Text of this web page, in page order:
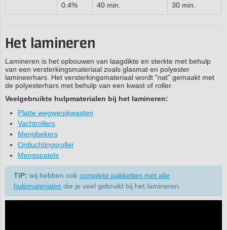
0.4% 40 min. 30 min.
Het lamineren
Lamineren is het opbouwen van laagdikte en sterkte met behulp
van een versterkingsmateriaal zoals glasmat en polyester
lamineerhars. Het versterkingsmateriaal wordt "nat" gemaakt met
de polyesterhars met behulp van een kwast of roller.
Veelgebruikte hulpmaterialen bij het lamineren:
Platte wegwerpkwasten
Vachtrollers
Mengbekers
Ontluchtingsroller
Mengspatels
TIP: wij hebben ook complete pakketten met alle
hulpmaterialen die je veel gebruikt bij het lamineren.